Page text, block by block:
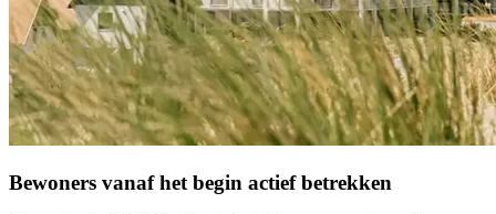
Bewoners vanaf het begin actief betrekken